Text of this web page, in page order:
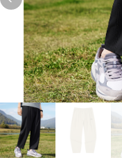
Previous slide